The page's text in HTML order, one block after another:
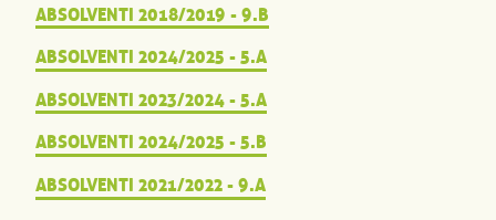
ABSOLVENTI 2018/2019 - 9.B
ABSOLVENTI 2024/2025 - 5.A
ABSOLVENTI 2023/2024 - 5.A
ABSOLVENTI 2024/2025 - 5.B
ABSOLVENTI 2021/2022 - 9.A